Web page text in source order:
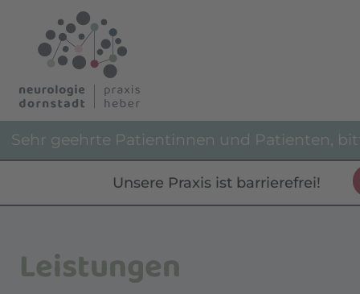
geehrte Patientinnen und Patienten, bitte
Unsere Praxis ist barrierefrei!
Leistungen